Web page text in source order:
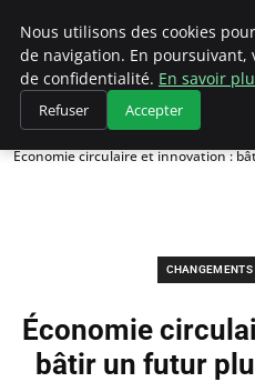
Accueil
Changements climatiques
Économie circulaire et innovation :
Économie
bâtir un futur
Nous utilisons des cookies
de navigation. En
de confidentialité. En savoir
Refuser Accepter